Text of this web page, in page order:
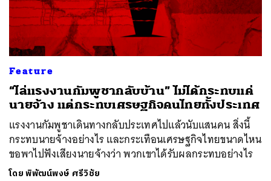
Feature
“ไล่แรงงานกัมพูชากลับบ้าน” ไม่ได้กระทบแค่
นายจ้าง แต่กระทบเศรษฐกิจคนไทยทั้งประเทศ
แรงงานกัมพูชาเดินทางกลับประเทศไปแล้วนับแสนคน สิ่งนี้
กระทบนายจ้างอย่างไร และกระเทือนเศรษฐกิจไทยขนาดไหน
ขอพาไปฟังเสียงนายจ้างว่า พวกเขาได้รับผลกระทบอย่างไร
โดยพิพัฒน์พงษ์ ศรีวิชัย